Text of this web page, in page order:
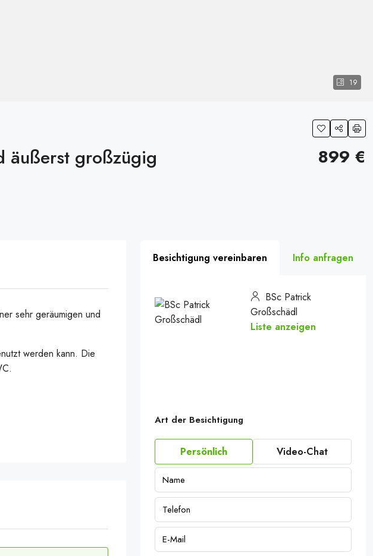
19
äußerst großzügig 899 €
sehr geräumigen und
werden kann. Die
Besichtigung vereinbaren Info anfragen
BSc Patrick
Großschädl
Liste anzeigen
Art der Besichtigung
Persönlich Video-Chat